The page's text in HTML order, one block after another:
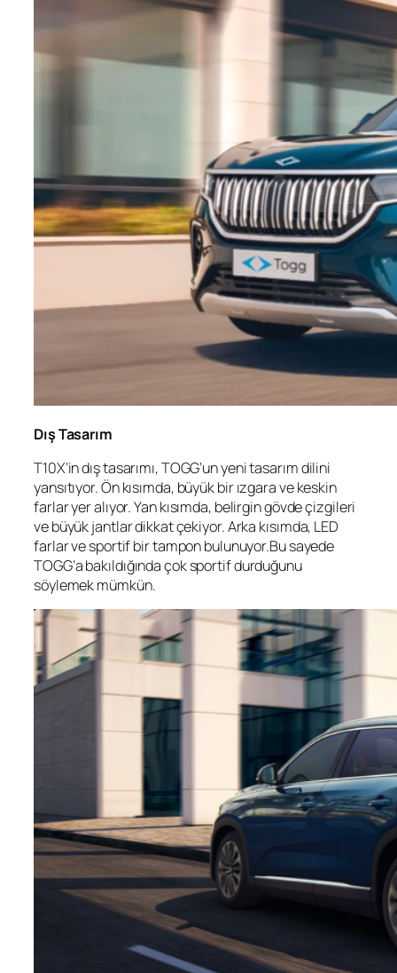
Dış Tasarım
T10X’in dış tasarımı, TOGG’un yeni tasarım dilini
yansıtıyor. Ön kısımda, büyük bir ızgara ve keskin
farlar yer alıyor. Yan kısımda, belirgin gövde çizgileri
ve büyük jantlar dikkat çekiyor. Arka kısımda, LED
farlar ve sportif bir tampon bulunuyor.Bu sayede
TOGG’a bakıldığında çok sportif durduğunu
söylemek mümkün.